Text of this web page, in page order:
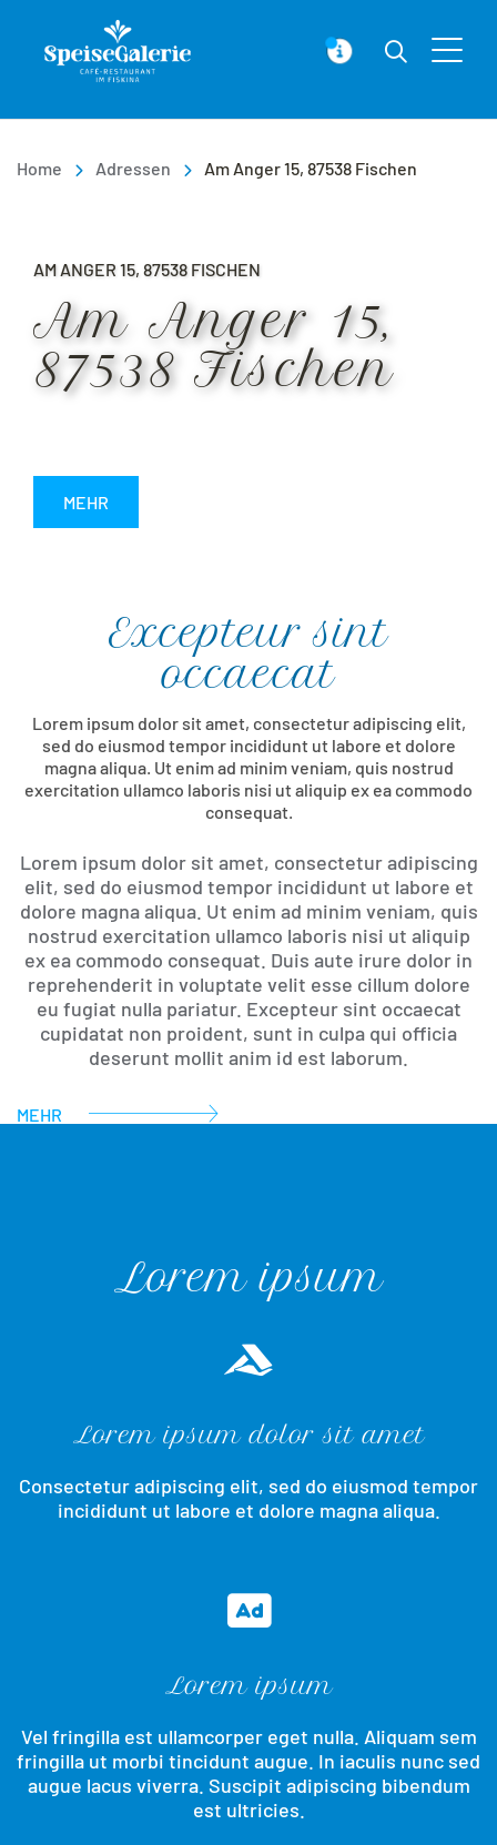
Suchen
Home Adressen Am Anger 15, 87538 Fischen
AM ANGER 15, 87538 FISCHEN
Am Anger 15,
87538 Fischen
MEHR
Einleitung
Excepteur sint
occaecat
Lorem ipsum dolor sit amet, consectetur adipiscing elit,
sed do eiusmod tempor incididunt ut labore et dolore
magna aliqua. Ut enim ad minim veniam, quis nostrud
exercitation ullamco laboris nisi ut aliquip ex ea commodo
consequat.
Inhalt
Lorem ipsum dolor sit amet, consectetur adipiscing
elit, sed do eiusmod tempor incididunt ut labore et
dolore magna aliqua. Ut enim ad minim veniam, quis
nostrud exercitation ullamco laboris nisi ut aliquip
ex ea commodo consequat. Duis aute irure dolor in
reprehenderit in voluptate velit esse cillum dolore
eu fugiat nulla pariatur. Excepteur sint occaecat
cupidatat non proident, sunt in culpa qui officia
deserunt mollit anim id est laborum.
MEHR
Einleitung
Lorem ipsum
Lorem ipsum dolor sit amet
Consectetur adipiscing elit, sed do eiusmod tempor
incididunt ut labore et dolore magna aliqua.
Lorem ipsum
Vel fringilla est ullamcorper eget nulla. Aliquam sem
fringilla ut morbi tincidunt augue. In iaculis nunc sed
augue lacus viverra. Suscipit adipiscing bibendum
est ultricies.